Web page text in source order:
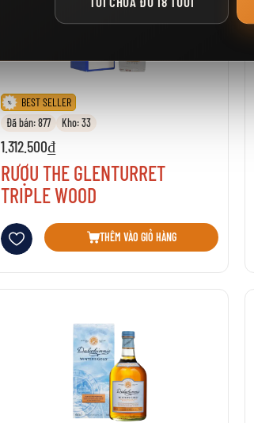
BEST SELLER
Đã bán: 877
Kho: 33
1.312.500₫
RƯỢU THE GLENTURRET
TRIPLE WOOD
Thêm vào danh sách yêu thích
THÊM VÀO GIỎ HÀNG